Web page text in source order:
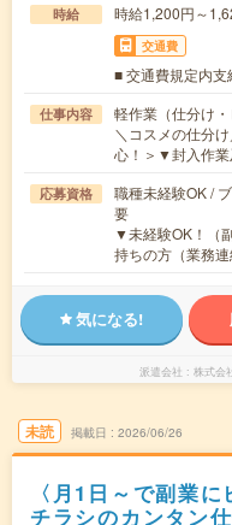
時給 時給1,200円～
交通費
■ 交通費規定内
仕事内容
軽作業（仕分け
＼コスメの仕分
心！＞▼封入作
応募資格
職種未経験OK /
要
▼未経験OK！（
持ちの方（業務
気になる!
派遣会社 株式会
未読 掲載日 2026/06/26
〈月1日～で副業
チラシのカンタン